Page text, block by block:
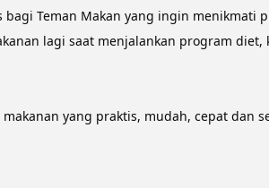
Teman Makan yang ingin
lagi saat menjalankan program
yang praktis, mudah, cepat dan